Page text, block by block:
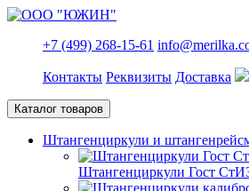
+7 (499) 268-15-61
Контакты Реквизиты Доставка
Каталог товаров
Штангенциркули и
Штангенциркули Гост